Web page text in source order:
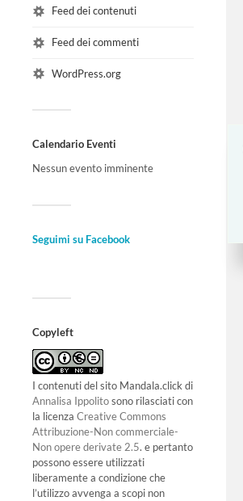
Feed dei contenuti
Feed dei commenti
WordPress.org
Calendario Eventi
Nessun evento imminente
Seguimi su Facebook
Copyleft
I contenuti del sito Mandala.click di
Annalisa Ippolitosono rilasciati con
la licenza Creative Commons
Attribuzione-Non commerciale-
Non opere derivate 2.5. e pertanto
possono essere utilizzati
liberamente a condizione che
l’utilizzo avvenga a scopi non